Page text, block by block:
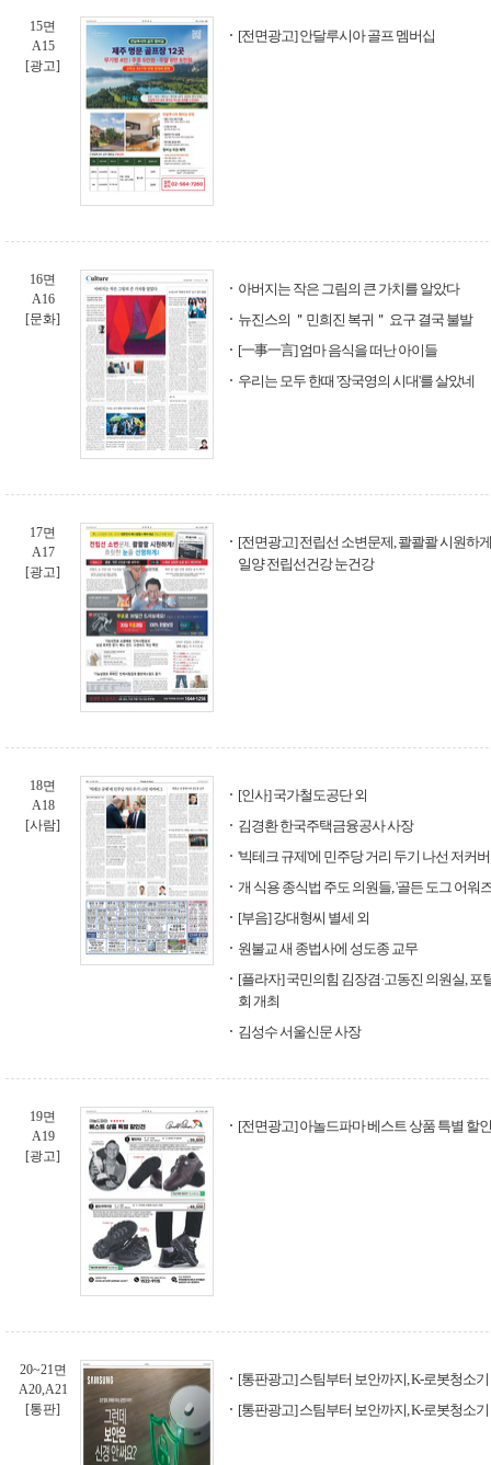
15면
A15
[광고]
[전면광고] 안달루시아 골프 멤버십
16면
A16
[문화]
아버지는 작은 그림의 큰 가치를 알았다
뉴진스의 ＂민희진 복귀＂ 요구 결국 불발
[一事一言] 엄마 음식을 떠난 아이들
우리는 모두 한때 '장국영의 시대'를 살았네
17면
A17
[광고]
[전면광고] 전립선 소변문제, 콸콸콸 시원하
일양 전립선건강 눈건강
18면
A18
[사람]
[인사] 국가철도공단 외
김경환 한국주택금융공사 사장
'빅테크 규제'에 민주당 거리 두기 나선 저커
개 식용 종식법 주도 의원들, '골든 도그 어워
[부음] 강대형씨 별세 외
원불교 새 종법사에 성도종 교무
[플라자] 국민의힘 김장겸·고동진 의원실, 포
회 개최
김성수 서울신문 사장
19면
A19
[광고]
[전면광고] 아놀드파마 베스트 상품 특별 할
20~21면
A20,A21
[통판]
[통판광고] 스팀부터 보안까지, K-로봇청소기
[통판광고] 스팀부터 보안까지, K-로봇청소기